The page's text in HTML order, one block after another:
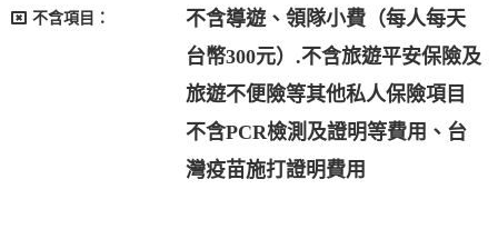
不含項目：
不含導遊、領隊小費（每人每天
台幣300元）.不含旅遊平安保險及
旅遊不便險等其他私人保險項目
不含PCR檢測及證明等費用、台
灣疫苗施打證明費用